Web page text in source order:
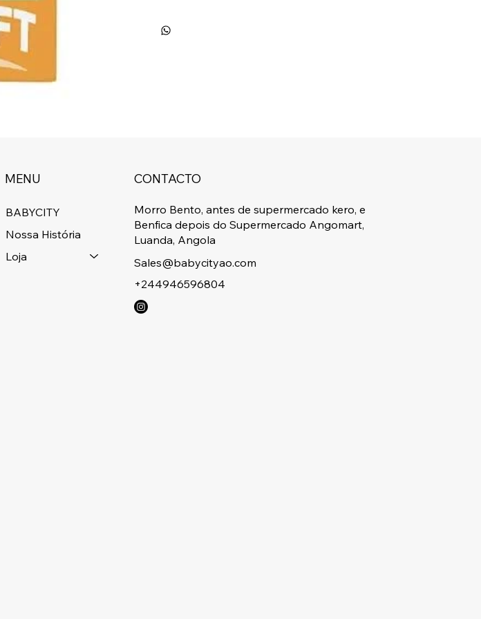
MENU
BABYCITY
Nossa História
Loja
CONTACTO
Morro Bento, antes de supermercado kero, e
Benfica depois do Supermercado Angomart,
Luanda, Angola
Sales@babycityao.com
+244946596804